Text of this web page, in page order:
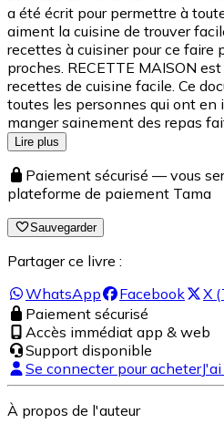
a été écrit pour permettre à
aiment la cuisine de trouver
recettes à cuisiner pour ce faire
proches. RECETTE MAISON
recettes de cuisine facile. Ce
toutes les personnes qui ont en
manger sainement des repas
Lire plus
Paiement sécurisé — vous
plateforme de paiement Tama
Sauvegarder
Partager ce livre :
WhatsApp
Facebook X
Paiement sécurisé
Accès immédiat app & web
Support disponible
Se connecter pour acheter
À propos de l'auteur